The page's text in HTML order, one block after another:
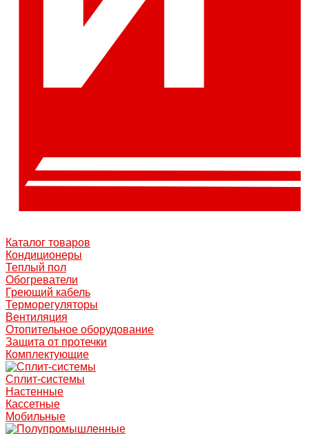
Каталог товаров
Кондиционеры
Теплый пол
Обогреватели
Греющий кабель
Терморегуляторы
Вентиляция
Отопительное оборудование
Защита от протечки
Комплектующие
Сплит-системы
Настенные
Кассетные
Мобильные